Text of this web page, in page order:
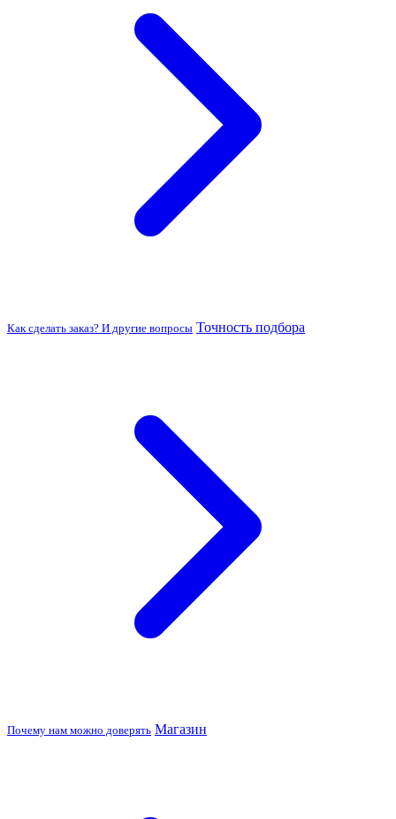
Как сделать заказ? И другие вопросы Точность подбора
Почему нам можно доверять Магазин